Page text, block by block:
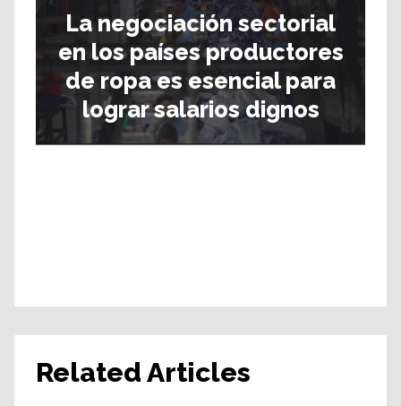
La negociación sectorial
en los países productores
de ropa es esencial para
lograr salarios dignos
Bangladesh Accord
Accord on Fire and Building Safety
ACT
Related Articles